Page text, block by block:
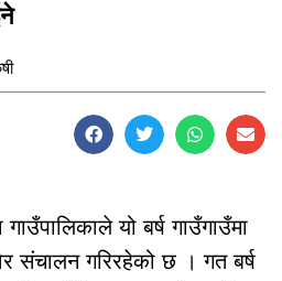
यो बर्ष गाउँगाउँमा
संचालन गरिरहेको छ । गत बर्ष